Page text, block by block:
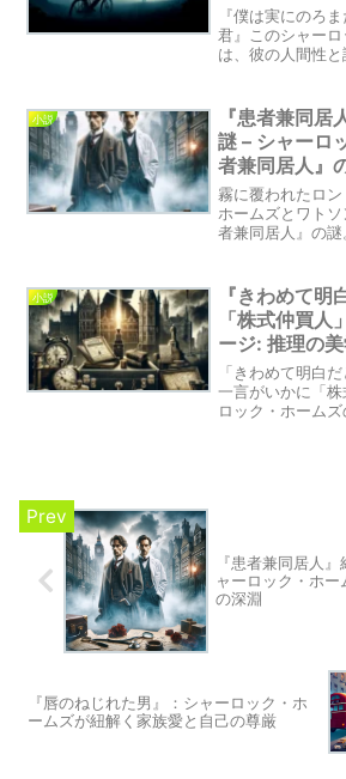
『僕は実にのろ
君』このシャー
は、彼の人間性
に響く瞬間の背
ームズの心情、
ン・ドイルが私
セージを探ります
小説
『患者兼同居
謎 – シャーロ
者兼同居人』
霧に覆われたロン
ホームズとワト
者兼同居人』の
小説
『きわめて明
「株式仲買人
ージ: 推理の
「きわめて明白
一言がいかに「
ロック・ホーム
『患者兼同居人
ャーロック・ホー
の深淵
『唇のねじれた男』：シャーロック・ホ
ームズが紐解く家族愛と自己の尊厳